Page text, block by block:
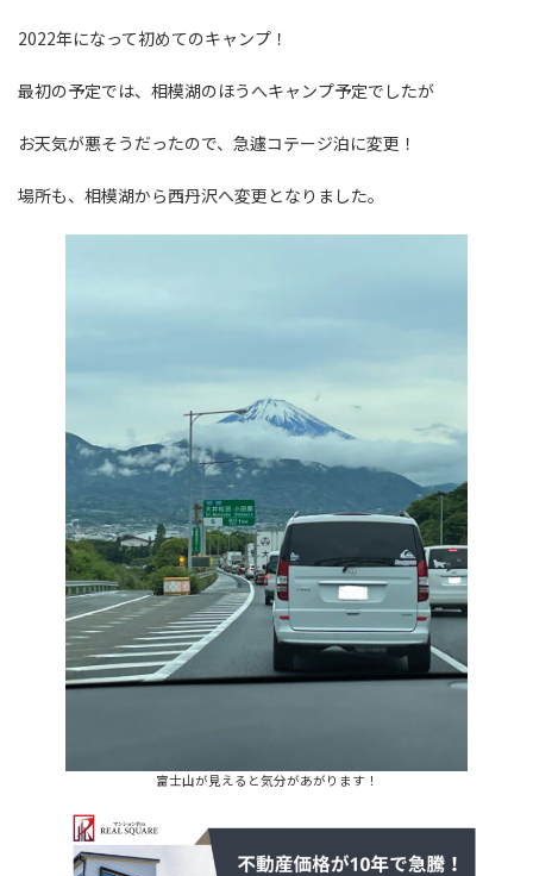
2022年になって初めてのキャンプ！
最初の予定では、相模湖のほうへキャンプ予定でしたが
お天気が悪そうだったので、急遽コテージ泊に変更！
場所も、相模湖から西丹沢へ変更となりました。
富士山が見えると気分があがります！